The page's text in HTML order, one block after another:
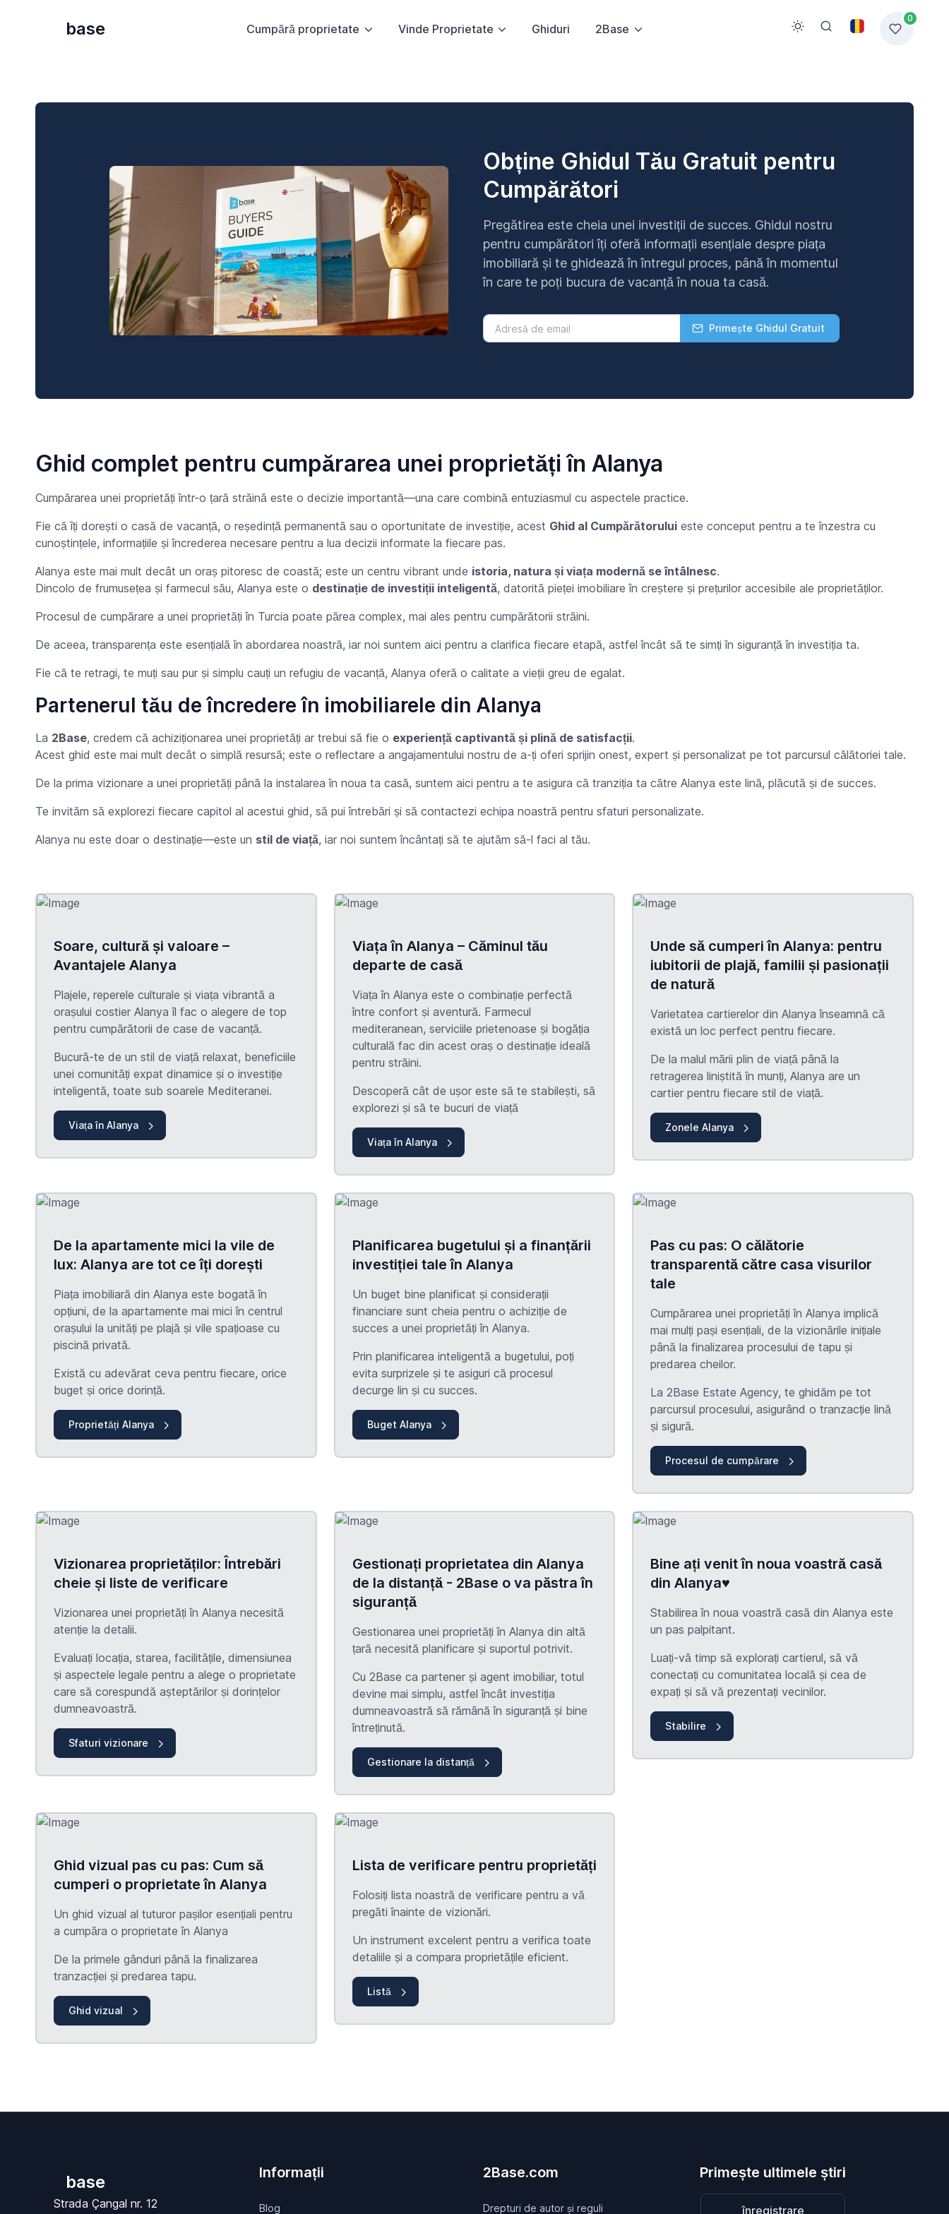
base Cumpără proprietate Vinde Proprietate Ghiduri 2Base
0
Obține Ghidul Tău Gratuit pentru
Cumpărători
Pregătirea este cheia unei investiții de succes. Ghidul nostru
pentru cumpărători îți oferă informații esențiale despre piața
imobiliară și te ghidează în întregul proces, până în momentul
în care te poți bucura de vacanță în noua ta casă.
Primește Ghidul Gratuit
Ghid complet pentru cumpărarea unei proprietăți în Alanya
Cumpărarea unei proprietăți într-o țară străină este o decizie importantă—una care combină entuziasmul cu aspectele practice.
Fie că îți dorești o casă de vacanță, o reședință permanentă sau o oportunitate de investiție, acest Ghid al Cumpărătoruluieste conceput pentru a te înzestra cu
cunoștințele, informațiile și încrederea necesare pentru a lua decizii informate la fiecare pas.
Alanya este mai mult decât un oraș pitoresc de coastă; este un centru vibrant unde istoria, natura și viața modernă se întâlnesc.
Dincolo de frumusețea și farmecul său, Alanya este o destinație de investiții inteligentă, datorită pieței imobiliare în creștere și prețurilor accesibile ale proprietăților.
Procesul de cumpărare a unei proprietăți în Turcia poate părea complex, mai ales pentru cumpărătorii străini.
De aceea, transparența este esențială în abordarea noastră, iar noi suntem aici pentru a clarifica fiecare etapă, astfel încât să te simți în siguranță în investiția ta.
Fie că te retragi, te muți sau pur și simplu cauți un refugiu de vacanță, Alanya oferă o calitate a vieții greu de egalat.
Partenerul tău de încredere în imobiliarele din Alanya
La 2Base, credem că achiziționarea unei proprietăți ar trebui să fie o experiență captivantă și plină de satisfacții.
Acest ghid este mai mult decât o simplă resursă; este o reflectare a angajamentului nostru de a-ți oferi sprijin onest, expert și personalizat pe tot parcursul călătoriei tale.
De la prima vizionare a unei proprietăți până la instalarea în noua ta casă, suntem aici pentru a te asigura că tranziția ta către Alanya este lină, plăcută și de succes.
Te invităm să explorezi fiecare capitol al acestui ghid, să pui întrebări și să contactezi echipa noastră pentru sfaturi personalizate.
Alanya nu este doar o destinație—este un stil de viață, iar noi suntem încântați să te ajutăm să-l faci al tău.
Soare, cultură și valoare –
Avantajele Alanya
Plajele, reperele culturale și viața vibrantă a
orașului costier Alanya îl fac o alegere de top
pentru cumpărătorii de case de vacanță.
Bucură-te de un stil de viață relaxat, beneficiile
unei comunități expat dinamice și o investiție
inteligentă, toate sub soarele Mediteranei.
Viața în Alanya
Viața în Alanya – Căminul tău
departe de casă
Viața în Alanya este o combinație perfectă
între confort și aventură. Farmecul
mediteranean, serviciile prietenoase și bogăția
culturală fac din acest oraș o destinație ideală
pentru străini.
Descoperă cât de ușor este să te stabilești, să
explorezi și să te bucuri de viață
Viața în Alanya
Unde să cumperi în Alanya: pentru
iubitorii de plajă, familii și pasionații
de natură
Varietatea cartierelor din Alanya înseamnă că
există un loc perfect pentru fiecare.
De la malul mării plin de viață până la
retragerea liniștită în munți, Alanya are un
cartier pentru fiecare stil de viață.
Zonele Alanya
De la apartamente mici la vile de
lux: Alanya are tot ce îți dorești
Piața imobiliară din Alanya este bogată în
opțiuni, de la apartamente mai mici în centrul
orașului la unități pe plajă și vile spațioase cu
piscină privată.
Există cu adevărat ceva pentru fiecare, orice
buget și orice dorință.
Proprietăți Alanya
Planificarea bugetului și a finanțării
investiției tale în Alanya
Un buget bine planificat și considerații
financiare sunt cheia pentru o achiziție de
succes a unei proprietăți în Alanya.
Prin planificarea inteligentă a bugetului, poți
evita surprizele și te asiguri că procesul
decurge lin și cu succes.
Buget Alanya
Pas cu pas: O călătorie
transparentă către casa visurilor
tale
Cumpărarea unei proprietăți în Alanya implică
mai mulți pași esențiali, de la vizionările inițiale
până la finalizarea procesului detapu și
predarea cheilor.
La 2Base Estate Agency, te ghidăm pe tot
parcursul procesului, asigurând o tranzacție lină
și sigură.
Procesul de cumpărare
Vizionarea proprietăților: Întrebări
cheie și liste de verificare
Vizionarea unei proprietăți în Alanya necesită
atenție la detalii.
Evaluați locația, starea, facilitățile, dimensiunea
și aspectele legale pentru a alege o proprietate
care să corespundă așteptărilor și dorințelor
dumneavoastră.
Sfaturi vizionare
Gestionați proprietatea din Alanya
de la distanță - 2Base o va păstra în
siguranță
Gestionarea unei proprietăți în Alanya din altă
țară necesită planificare și suportul potrivit.
Cu 2Base ca partener și agent imobiliar, totul
devine mai simplu, astfel încât investiția
dumneavoastră să rămână în siguranță și bine
întreținută.
Gestionare la distanță
Bine ați venit în noua voastră casă
din Alanya♥️
Stabilirea în noua voastră casă din Alanya este
un pas palpitant.
Luați-vă timp să explorați cartierul, să vă
conectați cu comunitatea locală și cea de
expați și să vă prezentați vecinilor.
Stabilire
Ghid vizual pas cu pas: Cum să
cumperi o proprietate în Alanya
Un ghid vizual al tuturor pașilor esențiali pentru
a cumpăra o proprietate în Alanya
De la primele gânduri până la finalizarea
tranzacției și predarea tapu.
Ghid vizual
Lista de verificare pentru proprietăți
Folosiți lista noastră de verificare pentru a vă
pregăti înainte de vizionări.
Un instrument excelent pentru a verifica toate
detaliile și a compara proprietățile eficient.
Listă
base
Strada Çangal nr. 12
Informații
Blog
2Base.com
Drepturi de autor și reguli
Primește ultimele știri
înregistrare